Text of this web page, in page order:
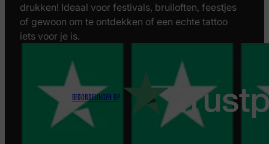
drukken! Ideaal voor festivals, bruiloften, feestjes
of gewoon om te ontdekken of een echte tattoo
iets voor je is.
BEOORDELINGEN OP